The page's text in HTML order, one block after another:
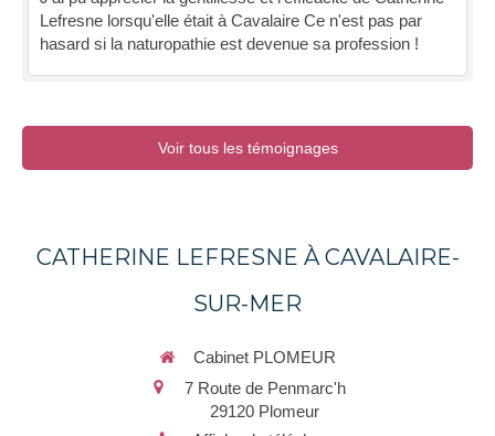
Lefresne lorsqu'elle était à Cavalaire Ce n'est pas par
hasard si la naturopathie est devenue sa profession !
Voir tous les témoignages
CATHERINE LEFRESNE À CAVALAIRE-
SUR-MER
Cabinet PLOMEUR
7 Route de Penmarc'h
29120 Plomeur